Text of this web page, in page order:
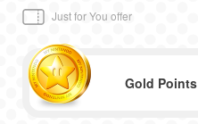
Just for You offer
Gold Points